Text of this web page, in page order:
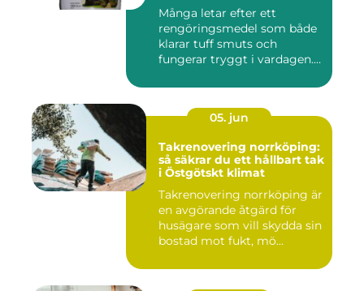
Många letar efter ett
rengöringsmedel som både
klarar tuff smuts och
fungerar tryggt i vardagen.
05. jun
Takrenovering norrköping:
så säkrar du ett hållbart tak
i Östgötskt klimat
Takrenovering norrköping är
en avgörande åtgärd för
husägare som vill skydda sin
bostad mot fukt, mö...